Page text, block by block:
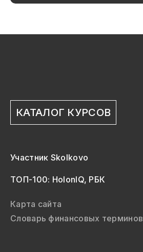
КАТАЛОГ КУРСОВ
Участник Skolkovo
ТОП-100: HolonIQ, РБК
Карта сайта
Словарь финансовых терминов